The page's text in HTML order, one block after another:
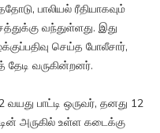
பாலியல் ரீதியாகவும்
வந்துள்ளது. இது
செய்த போலீசார்,
வருகின்றனர்.
பாட்டி ஒருவர், தனது 12
அருகில் உள்ள கடைக்கு